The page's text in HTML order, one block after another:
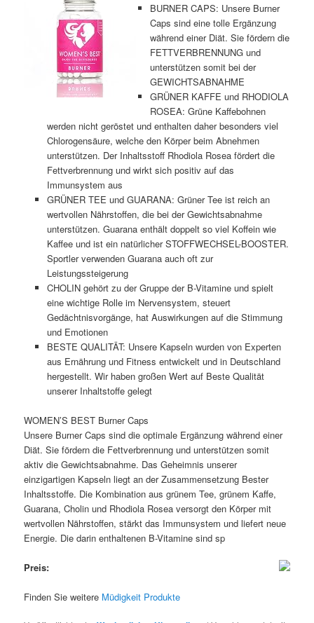
BURNER CAPS: Unsere Burner
Caps sind eine tolle Ergänzung
während einer Diät. Sie fördern die
FETTVERBRENNUNG und
unterstützen somit bei der
GEWICHTSABNAHME
GRÜNER KAFFE und RHODIOLA
ROSEA: Grüne Kaffebohnen
werden nicht geröstet und enthalten daher besonders viel
Chlorogensäure, welche den Körper beim Abnehmen
unterstützen. Der Inhaltsstoff Rhodiola Rosea fördert die
Fettverbrennung und wirkt sich positiv auf das
Immunsystem aus
GRÜNER TEE und GUARANA: Grüner Tee ist reich an
wertvollen Nährstoffen, die bei der Gewichtsabnahme
unterstützen. Guarana enthält doppelt so viel Koffein wie
Kaffee und ist ein natürlicher STOFFWECHSEL-BOOSTER.
Sportler verwenden Guarana auch oft zur
Leistungssteigerung
CHOLIN gehört zu der Gruppe der B-Vitamine und spielt
eine wichtige Rolle im Nervensystem, steuert
Gedächtnisvorgänge, hat Auswirkungen auf die Stimmung
und Emotionen
BESTE QUALITÄT: Unsere Kapseln wurden von Experten
aus Ernährung und Fitness entwickelt und in Deutschland
hergestellt. Wir haben großen Wert auf Beste Qualität
unserer Inhaltstoffe gelegt
WOMEN’S BEST Burner Caps
Unsere Burner Caps sind die optimale Ergänzung während einer
Diät. Sie fördern die Fettverbrennung und unterstützen somit
aktiv die Gewichtsabnahme. Das Geheimnis unserer
einzigartigen Kapseln liegt an der Zusammensetzung Bester
Inhaltsstoffe. Die Kombination aus grünem Tee, grünem Kaffe,
Guarana, Cholin und Rhodiola Rosea versorgt den Körper mit
wertvollen Nährstoffen, stärkt das Immunsystem und liefert neue
Energie. Die darin enthaltenen B-Vitamine sind sp
Preis:
Finden Sie weitere Müdigkeit Produkte